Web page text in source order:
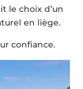
le choix d’un
en liège.
confiance.